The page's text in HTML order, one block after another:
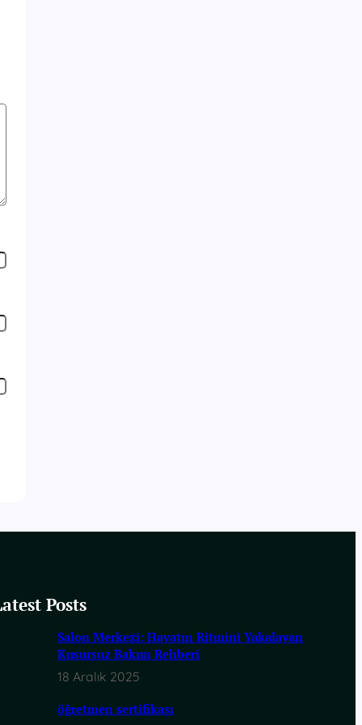
Posts
Salon Merkezi: Hayatın Ritmini Yakalayan
Kusursuz Bakım Rehberi
18 Aralık 2025
öğretmen sertifikası